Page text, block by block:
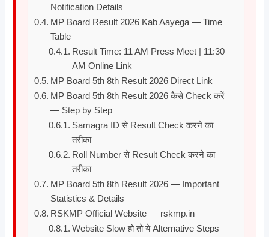
Notification Details
MP Board Result 2026 Kab Aayega — Time
Table
Result Time: 11 AM Press Meet | 11:30
AM Online Link
MP Board 5th 8th Result 2026 Direct Link
MP Board 5th 8th Result 2026 कैसे Check करें
— Step by Step
Samagra ID से Result Check करने का
तरीका
Roll Number से Result Check करने का
तरीका
MP Board 5th 8th Result 2026 — Important
Statistics & Details
RSKMP Official Website — rskmp.in
Website Slow हो तो ये Alternative Steps